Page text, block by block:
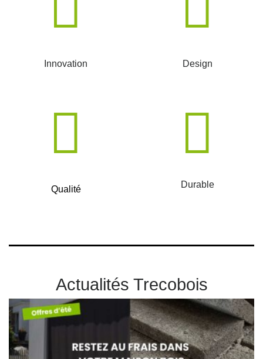
Innovation Design
Qualité Durable
Actualités Trecobois